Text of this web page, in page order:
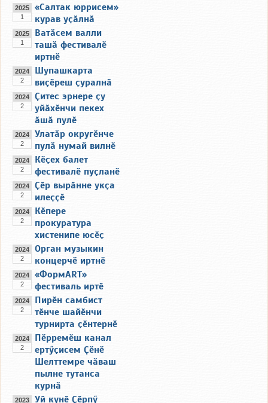
2025
1
«Салтак юррисем»
курав уҫӑлнӑ
2025
1
Ватӑсем валли
ташӑ фестивалӗ
иртнӗ
2024
2
Шупашкарта
виҫӗреш ҫуралнӑ
2024
2
Ҫитес эрнере ҫу
уйӑхӗнчи пекех
ӑшӑ пулӗ
2024
2
Улатӑр округӗнче
пулӑ нумай вилнӗ
2024
2
Кӗҫех балет
фестивалӗ пуҫланӗ
2024
2
Ҫӗр вырӑнне укҫа
илеҫҫӗ
2024
2
Кӗпере
прокуратура
хистенипе юсӗҫ
2024
2
Орган музыкин
концерчӗ иртнӗ
2024
2
«ФормART»
фестиваль иртӗ
2024
2
Пирӗн самбист
тӗнче шайӗнчи
турнирта ҫӗнтернӗ
2024
2
Пӗрремӗш канал
ертӳҫисем Ҫӗнӗ
Шелттемре чӑваш
пылне тутанса
курнӑ
2023
Уй кунӗ Ҫӗрпӳ